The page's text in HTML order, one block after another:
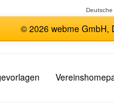
© 2026 webme GmbH,